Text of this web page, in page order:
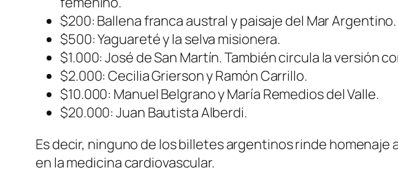
$200: Ballena franca austral y paisaje del Mar Argentino.
$500: Yaguareté y la selva misionera.
$1.000: José de San Martín. También circula la versión
$2.000: Cecilia Grierson y Ramón Carrillo.
$10.000: Manuel Belgrano y María Remedios del Valle.
$20.000: Juan Bautista Alberdi.
Es decir, ninguno de los billetes argentinos rinde
en la medicina cardiovascular.